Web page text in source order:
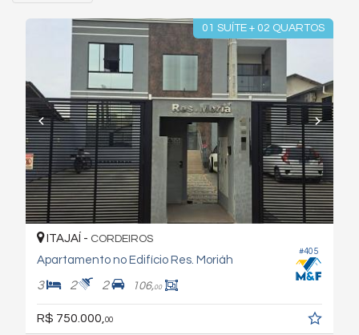
01 SUÍTE + 02 QUARTOS
#405
ITAJAÍ - CORDEIROS
Apartamento no Edifício Res. Moriáh
3 2 2 106,00
R$ 750.000, 00